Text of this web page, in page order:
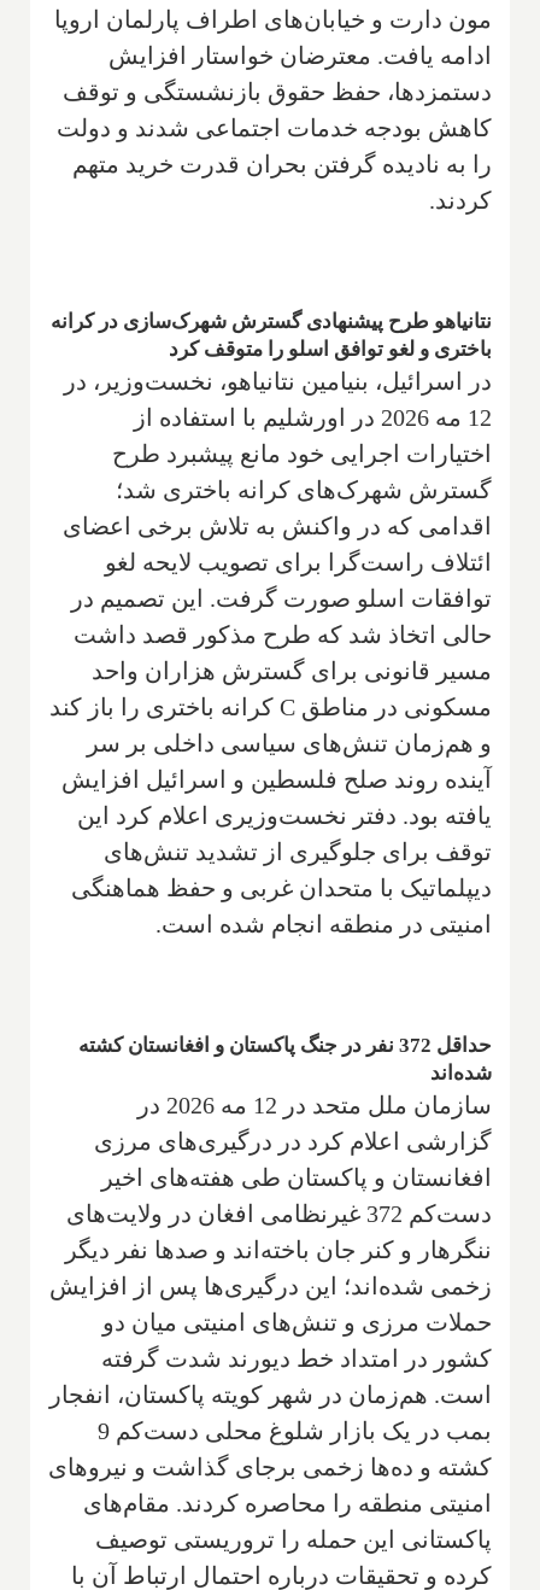
مون دارت و خیابان‌های اطراف پارلمان اروپا
ادامه یافت. معترضان خواستار افزایش
دستمزدها، حفظ حقوق بازنشستگی و توقف
کاهش بودجه خدمات اجتماعی شدند و دولت
را به نادیده گرفتن بحران قدرت خرید متهم
کردند.
نتانیاهو طرح پیشنهادی گسترش شهرک‌سازی در کرانه
باختری و لغو توافق اسلو را متوقف کرد
در اسرائیل، بنیامین نتانیاهو، نخست‌وزیر، در
12 مه 2026 در اورشلیم با استفاده از
اختیارات اجرایی خود مانع پیشبرد طرح
گسترش شهرک‌های کرانه باختری شد؛
اقدامی که در واکنش به تلاش برخی اعضای
ائتلاف راست‌گرا برای تصویب لایحه لغو
توافقات اسلو صورت گرفت. این تصمیم در
حالی اتخاذ شد که طرح مذکور قصد داشت
مسیر قانونی برای گسترش هزاران واحد
مسکونی در مناطق C کرانه باختری را باز کند
و هم‌زمان تنش‌های سیاسی داخلی بر سر
آینده روند صلح فلسطین و اسرائیل افزایش
یافته بود. دفتر نخست‌وزیری اعلام کرد این
توقف برای جلوگیری از تشدید تنش‌های
دیپلماتیک با متحدان غربی و حفظ هماهنگی
امنیتی در منطقه انجام شده است.
حداقل 372 نفر در جنگ پاکستان و افغانستان کشته
شده‌اند
سازمان ملل متحد در 12 مه 2026 در
گزارشی اعلام کرد در درگیری‌های مرزی
افغانستان و پاکستان طی هفته‌های اخیر
دست‌کم 372 غیرنظامی افغان در ولایت‌های
ننگرهار و کنر جان باخته‌اند و صدها نفر دیگر
زخمی شده‌اند؛ این درگیری‌ها پس از افزایش
حملات مرزی و تنش‌های امنیتی میان دو
کشور در امتداد خط دیورند شدت گرفته
است. هم‌زمان در شهر کویته پاکستان، انفجار
بمب در یک بازار شلوغ محلی دست‌کم 9
کشته و ده‌ها زخمی برجای گذاشت و نیروهای
امنیتی منطقه را محاصره کردند. مقام‌های
پاکستانی این حمله را تروریستی توصیف
کرده و تحقیقات درباره احتمال ارتباط آن با